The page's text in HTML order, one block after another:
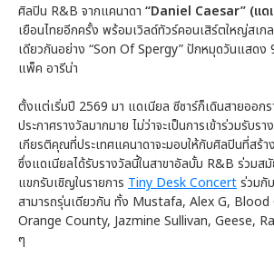
ศิลปิน R&B จากแคนาดา “Daniel Caesar” (แด
เยือนไทยอีกครั้ง พร้อมเวิลด์ทัวร์คอนเสิร์ตใหญ่สเก
เดียวกันอย่าง “Son Of Spergy” ปักหมุดวันแสด
แพ็ค อารีน่า
ตั้งแต่เริ่มปี 2569 มา แดเนียล ซีซาร์ก็เดินสายออก
ประกาศรางวัลมากมาย ไม่ว่าจะเป็นการเข้าร่วมรับร
เกียรติคุณที่ประเทศแคนาดาจะมอบให้กับศิลปินที่สร้า
ซึ่งแดเนียลได้รับรางวัลนี้ในสาขาอัลบั้ม R&B ร่วมส
แขกรับเชิญในรายการ Tiny Desk Concertร่วมกั
สามารถรุ่นเดียวกัน ทั้ง Mustafa, Alex G,
Orange County, Jazmine Sullivan, Geese,
ๆ